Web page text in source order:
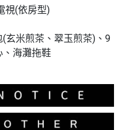
視(依房型)
玄米煎茶、翠玉煎茶)、9
、海灘拖鞋